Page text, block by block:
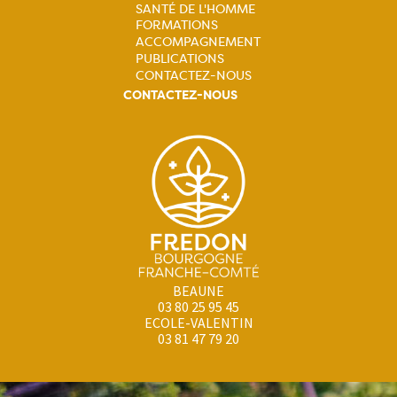
principale
SANTÉ DE L'HOMME
FORMATIONS
ACCOMPAGNEMENT
PUBLICATIONS
CONTACTEZ-NOUS
CONTACTEZ-NOUS
BEAUNE
03 80 25 95 45
ECOLE-VALENTIN
03 81 47 79 20